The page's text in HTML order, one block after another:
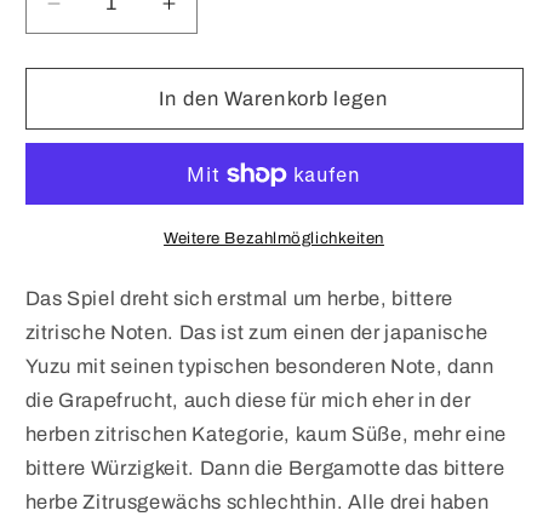
Verringere
die
Menge
Killing
Erhöhe
die
Menge
für
Killing
In den Warenkorb legen
Weitere Bezahlmöglichkeiten
Das Spiel dreht sich erstmal um herbe, bittere
zitrische Noten. Das ist zum einen der japanische
Yuzu mit seinen typischen besonderen Note, dann
die Grapefrucht, auch diese für mich eher in der
herben zitrischen Kategorie, kaum Süße, mehr eine
bittere Würzigkeit. Dann die Bergamotte das bittere
herbe Zitrusgewächs schlechthin. Alle drei haben